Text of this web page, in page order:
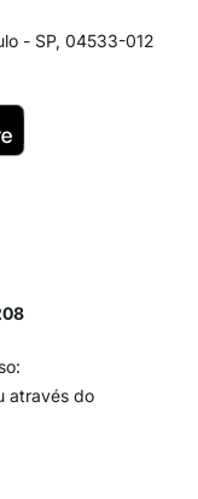
- SP, 04533-012
através do